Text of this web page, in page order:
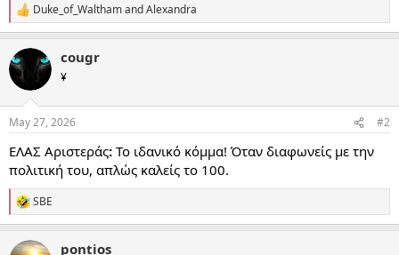
R
e
c
t
i
s
Duke_of_WalthamandAlexandra
cougr
¥
May 27, 2026 #2
ΕΛΑΣ Αριστεράς: Το ιδανικό κόμμα! Όταν διαφωνείς με την
πολιτική του, απλώς καλείς το 100.
R
e
c
SBE
pontios